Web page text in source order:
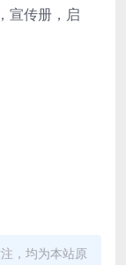
宣传册，启
，均为本站原